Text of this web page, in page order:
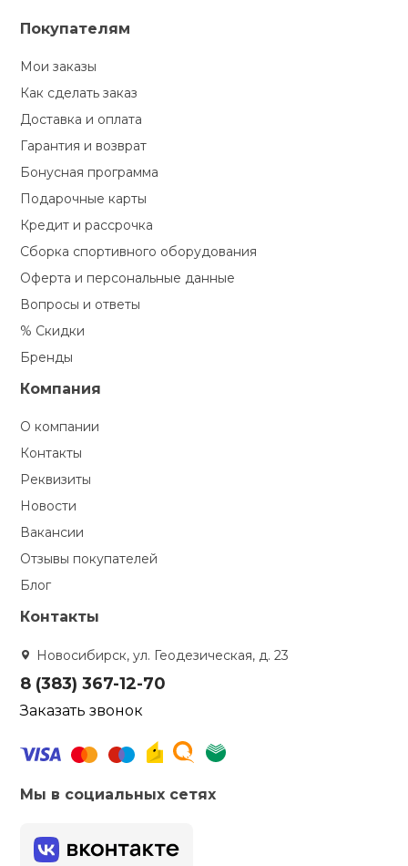
Покупателям
Мои заказы
Как сделать заказ
Доставка и оплата
Гарантия и возврат
Бонусная программа
Подарочные карты
Кредит и рассрочка
Сборка спортивного оборудования
Оферта и персональные данные
Вопросы и ответы
% Скидки
Бренды
Компания
О компании
Контакты
Реквизиты
Новости
Вакансии
Отзывы покупателей
Блог
Контакты
Новосибирск, ул. Геодезическая, д. 23
8 (383) 367-12-70
Заказать звонок
Мы в социальных сетях